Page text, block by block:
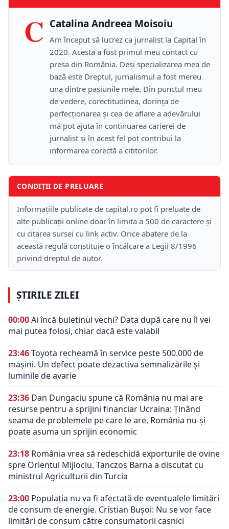
C Catalina Andreea Moisoiu
Am început să lucrez ca jurnalist la Capital în
2020. Acesta a fost primul meu contact cu
presa din România. Deși specializarea mea de
bază este Dreptul, jurnalismul a fost mereu
una dintre pasiunile mele. Din punctul meu
de vedere, corectitudinea, dorința de
perfecționarea și cea de aflare a adevărului
mă pot ajuta în continuarea carierei de
jurnalist și în acest fel pot contribui la
informarea corectă a cititorilor.
CONDIȚII DE PRELUARE
Informațiile publicate de capital.ro pot fi preluate de
alte publicații online doar în limita a 500 de caractere și
cu citarea sursei cu link activ. Orice abatere de la
această regulă constituie o încălcare a Legii 8/1996
privind dreptul de autor.
ȘTIRILE ZILEI
00:00Ai încă buletinul vechi? Data după care nu îl vei
mai putea folosi, chiar dacă este valabil
23:46Toyota recheamă în service peste 500.000 de
mașini. Un defect poate dezactiva semnalizările și
luminile de avarie
23:36 Dan Dungaciu spune că România nu mai are
resurse pentru a sprijini financiar Ucraina: Ținând
seama de problemele pe care le are, România nu-și
poate asuma un sprijin economic
23:18 România vrea să redeschidă exporturile de ovine
spre Orientul Mijlociu. Tanczos Barna a discutat cu
ministrul Agriculturii din Turcia
23:00 Populația nu va fi afectată de eventualele limitări
de consum de energie. Cristian Bușoi: Nu se vor face
limitări de consum către consumatorii casnici